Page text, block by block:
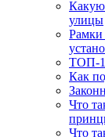
Какую
улицы
Рамки
ТОП-
Как
Что
Что